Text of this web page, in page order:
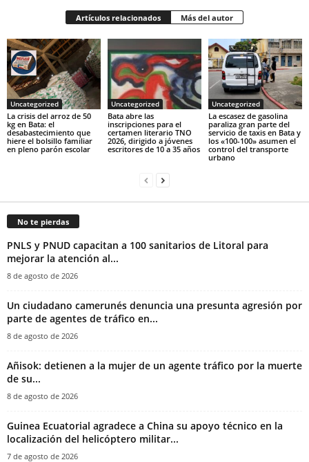
Artículos relacionados Más del autor
Uncategorized
‎La crisis del arroz de 50
kg en Bata: el
desabastecimiento que
hiere el bolsillo familiar
en pleno parón escolar
Uncategorized
Bata abre las
inscripciones para el
certamen literario TNO
2026, dirigido a jóvenes
escritores de 10 a 35 años
Uncategorized
La escasez de gasolina
paraliza gran parte del
servicio de taxis en Bata y
los «100-100» asumen el
control del transporte
urbano
No te pierdas
PNLS y PNUD capacitan a 100 sanitarios de Litoral para
mejorar la atención al...
8 de agosto de 2026
‎Un ciudadano camerunés denuncia una presunta agresión por
parte de agentes de tráfico en...
8 de agosto de 2026
Añisok: detienen a la mujer de un agente tráfico por la muerte
de su...
8 de agosto de 2026
Guinea Ecuatorial agradece a China su apoyo técnico en la
localización del helicóptero militar...
7 de agosto de 2026